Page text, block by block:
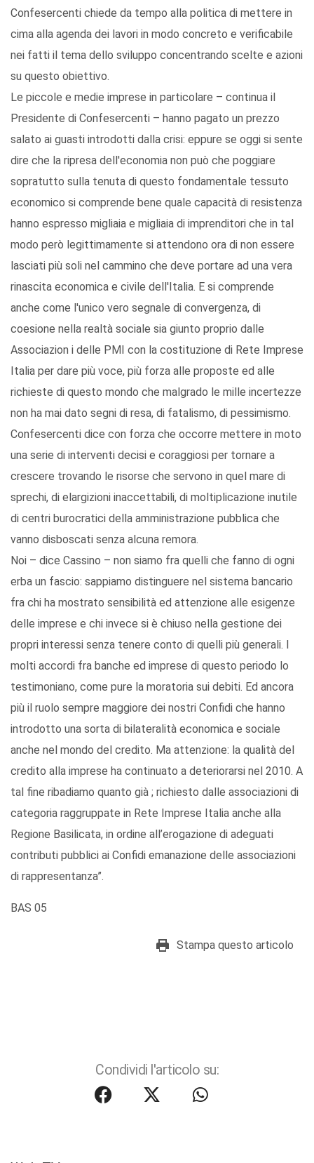
Confesercenti chiede da tempo alla politica di mettere in
cima alla agenda dei lavori in modo concreto e verificabile
nei fatti il tema dello sviluppo concentrando scelte e azioni
su questo obiettivo.
Le piccole e medie imprese in particolare – continua il
Presidente di Confesercenti – hanno pagato un prezzo
salato ai guasti introdotti dalla crisi: eppure se oggi si sente
dire che la ripresa dell'economia non può che poggiare
sopratutto sulla tenuta di questo fondamentale tessuto
economico si comprende bene quale capacità di resistenza
hanno espresso migliaia e migliaia di imprenditori che in tal
modo però legittimamente si attendono ora di non essere
lasciati più soli nel cammino che deve portare ad una vera
rinascita economica e civile dell'Italia. E si comprende
anche come l'unico vero segnale di convergenza, di
coesione nella realtà sociale sia giunto proprio dalle
Associazion i delle PMI con la costituzione di Rete Imprese
Italia per dare più voce, più forza alle proposte ed alle
richieste di questo mondo che malgrado le mille incertezze
non ha mai dato segni di resa, di fatalismo, di pessimismo.
Confesercenti dice con forza che occorre mettere in moto
una serie di interventi decisi e coraggiosi per tornare a
crescere trovando le risorse che servono in quel mare di
sprechi, di elargizioni inaccettabili, di moltiplicazione inutile
di centri burocratici della amministrazione pubblica che
vanno disboscati senza alcuna remora.
Noi – dice Cassino – non siamo fra quelli che fanno di ogni
erba un fascio: sappiamo distinguere nel sistema bancario
fra chi ha mostrato sensibilità ed attenzione alle esigenze
delle imprese e chi invece si è chiuso nella gestione dei
propri interessi senza tenere conto di quelli più generali. I
molti accordi fra banche ed imprese di questo periodo lo
testimoniano, come pure la moratoria sui debiti. Ed ancora
più il ruolo sempre maggiore dei nostri Confidi che hanno
introdotto una sorta di bilateralità economica e sociale
anche nel mondo del credito. Ma attenzione: la qualità del
credito alla imprese ha continuato a deteriorarsi nel 2010. A
tal fine ribadiamo quanto già ; richiesto dalle associazioni di
categoria raggruppate in Rete Imprese Italia anche alla
Regione Basilicata, in ordine all’erogazione di adeguati
contributi pubblici ai Confidi emanazione delle associazioni
di rappresentanza”.
BAS 05
Stampa questo articolo
Condividi l'articolo su: